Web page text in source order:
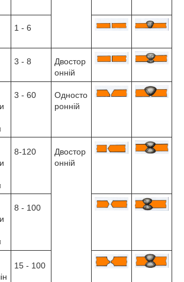
1 - 6
3 - 8
Двостор
онній
3 - 60
Односто
ронній
8-120
Двостор
онній
8 - 100
15 - 100